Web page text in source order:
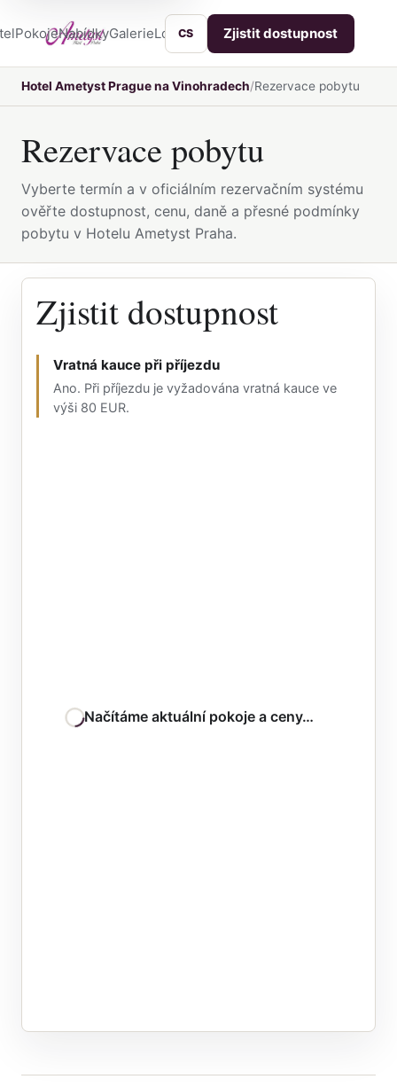
PokojeNabídkyGalerieLokalita SlužbyKontakt
CS Zjistit dostupnost
Hotel Ametyst Prague na Vinohradech Rezervace pobytu
Rezervace pobytu
Vyberte termín a v oficiálním rezervačním systému
ověřte dostupnost, cenu, daně a přesné podmínky
pobytu v Hotelu Ametyst Praha.
Zjistit dostupnost
Vratná kauce při příjezdu
Ano. Při příjezdu je vyžadována vratná kauce ve
výši 80 EUR.
Načítáme aktuální pokoje a ceny…